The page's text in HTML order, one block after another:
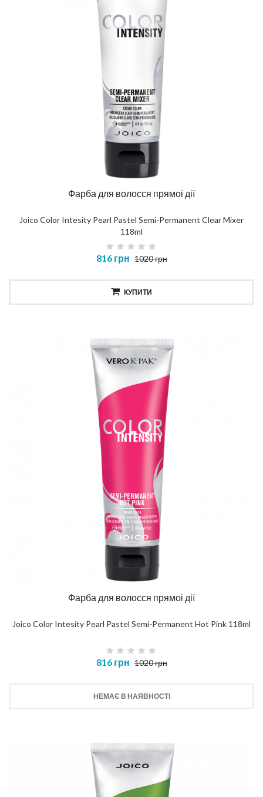
Фарба для волосся прямоі дії
Joico Color Intesity Pearl Pastel Semi-Permanent Clear Mixer
118ml
816 грн 1020 грн
КУПИТИ
Фарба для волосся прямоі дії
Joico Color Intesity Pearl Pastel Semi-Permanent Hot Pink 118ml
816 грн 1020 грн
НЕМАЄ В НАЯВНОСТІ